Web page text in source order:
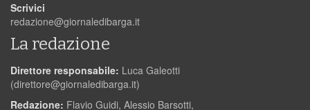
Scrivici
redazione@giornaledibarga.it
La redazione
Direttore responsabile: Luca Galeotti
(direttore@giornaledibarga.it)
Redazione: Flavio Guidi, Alessio Barsotti,